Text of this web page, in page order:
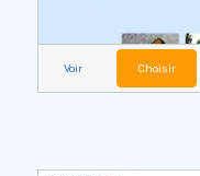
Voir Choisir